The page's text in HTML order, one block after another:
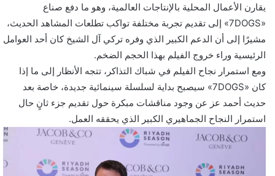
يقارن الأعمال المحلية بالإنتاجات العالمية، وهو ما دفع صناع
«7DOGS» إلى تقديم تجربة مختلفة تواكب تطلعات المشاهد الحديث،
مشيرًا إلى أن الدعم الكبير الذي وفره تركي آل الشيخ كان أحد العوامل
الرئيسية وراء خروج الفيلم بهذا الحجم الضخم.
ومع استمرار نجاح الفيلم في شباك التذاكر، تتجه الأنظار إلى ما إذا
كان «7DOGS» سيصبح بداية لسلسلة سينمائية جديدة، خاصة بعد
حديث أحمد عز عن وجود مناقشات مبكرة حول تقديم جزء ثانٍ حال
استمرار النجاح الجماهيري الكبير الذي يحققه العمل.